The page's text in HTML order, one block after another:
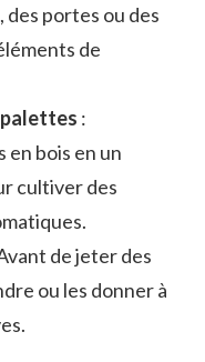
des portes ou des
de
:
bois en un
cultiver des
de jeter des
ou les donner à